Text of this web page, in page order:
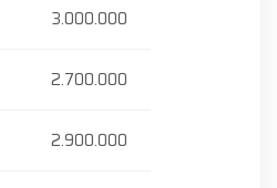
3.000.000
2.700.000
2.900.000